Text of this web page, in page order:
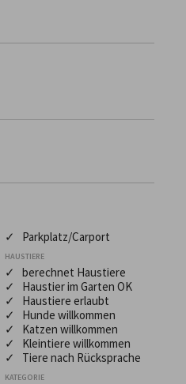
✓ Parkplatz/Carport
HAUSTIERE
✓ berechnet Haustiere
✓ Haustier im Garten OK
✓ Haustiere erlaubt
✓ Hunde willkommen
✓ Katzen willkommen
✓ Kleintiere willkommen
✓ Tiere nach Rücksprache
KATEGORIE